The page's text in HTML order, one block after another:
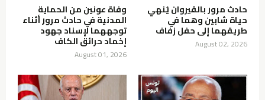
حادث مرور بالقيروان يُنهي
حياة شابين وهما في
طريقهما إلى حفل زفاف
August 02, 2026
وفاة عونين من الحماية
المدنية في حادث مرور أثناء
توجههما لإسناد جهود
إخماد حرائق الكاف
August 01, 2026